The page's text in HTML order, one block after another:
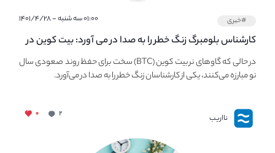
#خبری ۰۱:۰۰ سه شنبه - ۱۴۰۱/۴/۲۸
کارشناس بلومبرگ زنگ خطر را به صدا در می آورد: بیت کوین در
معرض خطر سقوط بزرگ است - دلیل آن چیست؟در حالی که گاوهای نر بیت کوین (BTC) سخت برای حفظ روند صعودی سال
نو مبارزه می‌کنند، یکی از کارشناسان زنگ خطر را به صدا در می‌آورد.
نااریب ۲ ۰